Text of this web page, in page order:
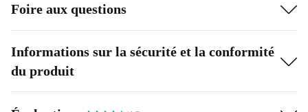
Foire aux questions
Informations sur la sécurité et la conformité
du produit